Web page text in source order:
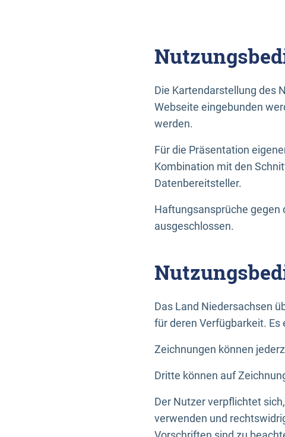
Die Kartendarstellung des
Webseite eingebunden
werden.
Für die Präsentation
Kombination mit den
Datenbereitsteller.
Haftungsansprüche gegen
ausgeschlossen.
Das Land Niedersachsen
für deren Verfügbarkeit.
Zeichnungen können
Dritte können auf
Der Nutzer verpflichtet
verwenden und